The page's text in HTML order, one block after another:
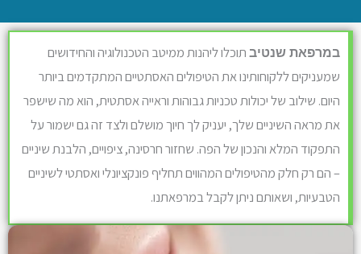
במרפאת שנטיב תוכלו ליהנות ממיטב הטכנולוגיה והחידושים
שמעניקים ללקוחותינו את הטיפולים האסתטיים המתקדמים ביותר
היום. שילוב של יכולות טכניות גבוהות וראייה אסתטית, הוא מה שישפר
את מראה השיניים שלך, יעניק לך חיוך מושלם ולצד זה גם ישמור על
התפקוד המלא והנכון של הפה. שחזור חרסינה, ציפויים, הלבנת שיניים
– הם רק חלק מהטיפולים המהווים תחליף פונקציונלי ואסתטי לשיניים
הטבעיות, ושאותם ניתן לקבל במרפאתנו.